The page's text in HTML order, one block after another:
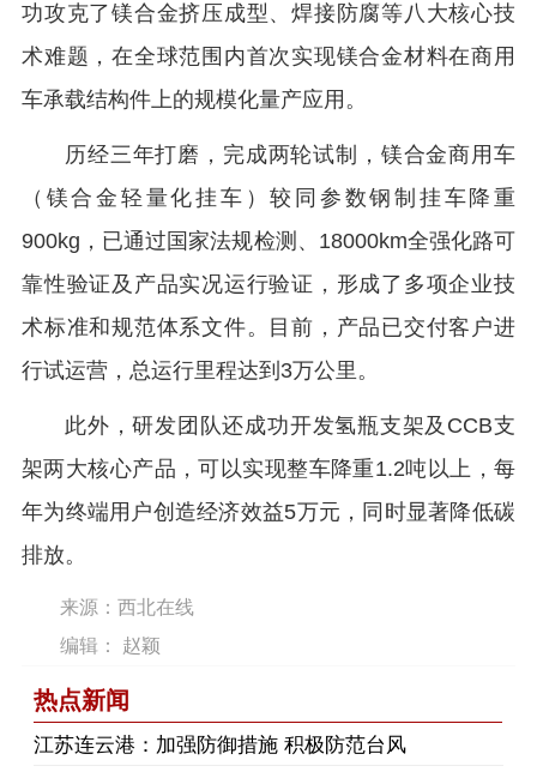
功攻克了镁合金挤压成型、焊接防腐等八大核心技
术难题，在全球范围内首次实现镁合金材料在商用
车承载结构件上的规模化量产应用。
历经三年打磨，完成两轮试制，镁合金商用车
（镁合金轻量化挂车）较同参数钢制挂车降重
900kg，已通过国家法规检测、18000km全强化路可
靠性验证及产品实况运行验证，形成了多项企业技
术标准和规范体系文件。目前，产品已交付客户进
行试运营，总运行里程达到3万公里。
此外，研发团队还成功开发氢瓶支架及CCB支
架两大核心产品，可以实现整车降重1.2吨以上，每
年为终端用户创造经济效益5万元，同时显著降低碳
排放。
来源：西北在线
编辑： 赵颖
热点新闻
江苏连云港：加强防御措施 积极防范台风